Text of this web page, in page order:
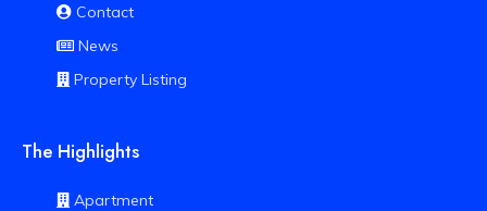
Contact
News
Property Listing
The Highlights
Apartment